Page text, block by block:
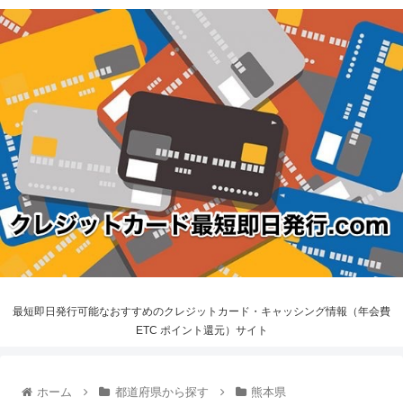
最短即日発行可能なおすすめのクレジットカード・キャッシング情報（年会費
ETC ポイント還元）サイト
ホーム 都道府県から探す 熊本県